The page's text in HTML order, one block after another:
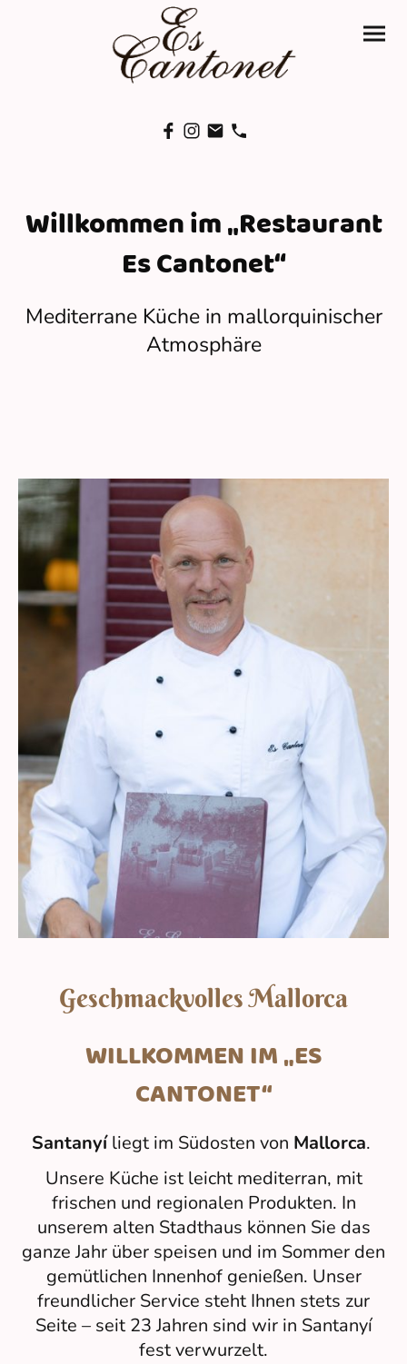
Willkommen im „Restaurant
Es Cantonet“
Mediterrane Küche in mallorquinischer
Atmosphäre
Geschmackvolles Mallorca
WILLKOMMEN IM „ES
CANTONET“
Santanyíliegt im Südosten von Mallorca.
Unsere Küche ist leicht mediterran, mit
frischen und regionalen Produkten. In
unserem alten Stadthaus können Sie das
ganze Jahr über speisen und im Sommer den
gemütlichen Innenhof genießen. Unser
freundlicher Service steht Ihnen stets zur
Seite – seit 23 Jahren sind wir in Santanyí
fest verwurzelt.